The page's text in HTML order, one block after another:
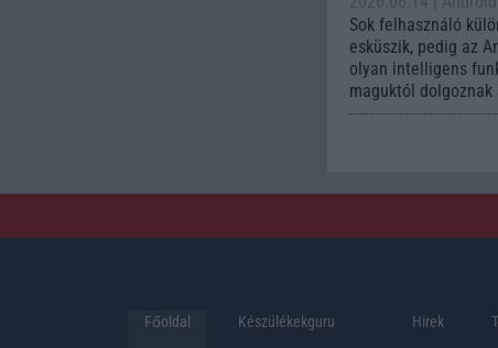
Sok felhasználó
esküszik, pedig az
olyan intelligens
maguktól
Főoldal Készülékekguru Hirek